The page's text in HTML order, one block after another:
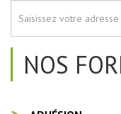
NOS